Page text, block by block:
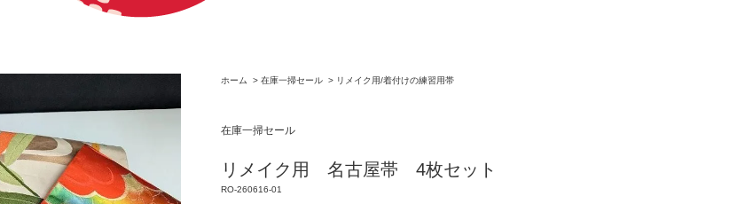
ホーム > 在庫一掃セール > リメイク用/着付けの練習用帯
在庫一掃セール
リメイク用 名古屋帯 4枚セット
RO-260616-01